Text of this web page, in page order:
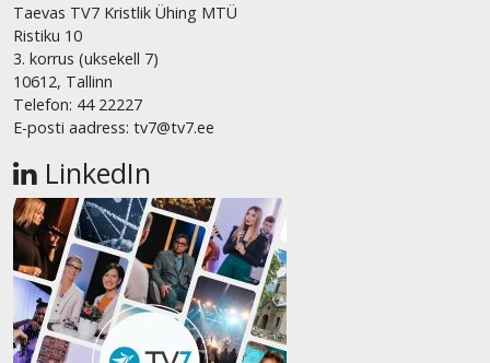
Taevas TV7 Kristlik Ühing MTÜ
Ristiku 10
3. korrus (uksekell 7)
10612, Tallinn
Telefon: 44 22227
E-posti aadress: tv7@tv7.ee
LinkedIn